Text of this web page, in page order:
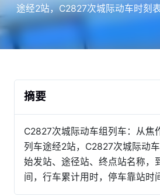
途经2站，C2827次城际动车时刻
站、途径站、终点站名称，到达时
摘要
C2827次城际动车组列车：从焦
列车途经2站，C2827次城际动
始发站、途径站、终点站名称，
间，行车累计用时，停车靠站时